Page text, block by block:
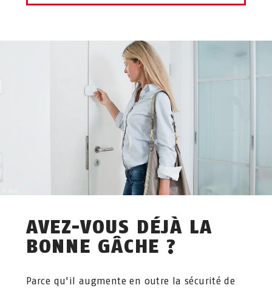
AVEZ-VOUS DÉJÀ LA
BONNE GÂCHE ?
Parce qu'il augmente en outre la sécurité de